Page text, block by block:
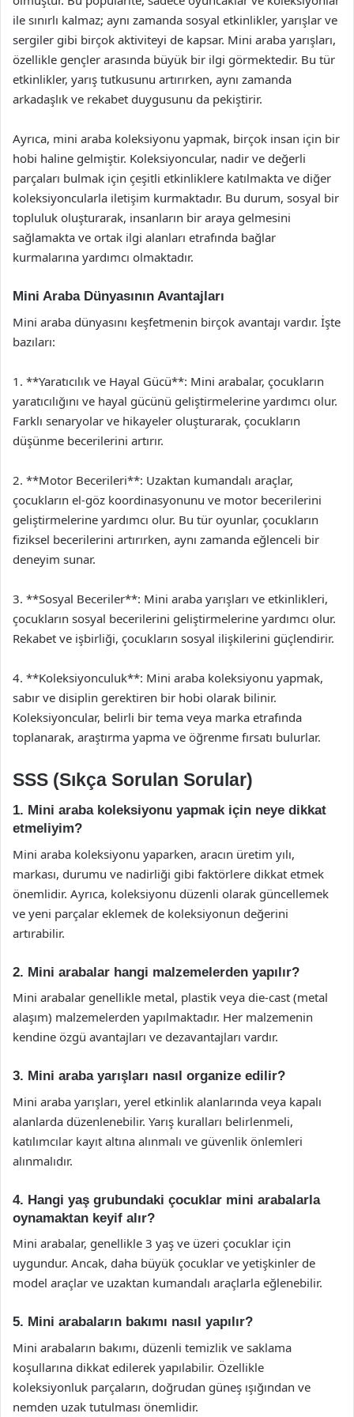
ile sınırlı kalmaz; aynı zamanda sosyal etkinlikler, yarışlar ve
sergiler gibi birçok aktiviteyi de kapsar. Mini araba yarışları,
özellikle gençler arasında büyük bir ilgi görmektedir. Bu tür
etkinlikler, yarış tutkusunu artırırken, aynı zamanda
arkadaşlık ve rekabet duygusunu da pekiştirir.
Ayrıca, mini araba koleksiyonu yapmak, birçok insan için bir
hobi haline gelmiştir. Koleksiyoncular, nadir ve değerli
parçaları bulmak için çeşitli etkinliklere katılmakta ve diğer
koleksiyoncularla iletişim kurmaktadır. Bu durum, sosyal bir
topluluk oluşturarak, insanların bir araya gelmesini
sağlamakta ve ortak ilgi alanları etrafında bağlar
kurmalarına yardımcı olmaktadır.
Mini Araba Dünyasının Avantajları
Mini araba dünyasını keşfetmenin birçok avantajı vardır. İşte
bazıları:
1. **Yaratıcılık ve Hayal Gücü**: Mini arabalar, çocukların
yaratıcılığını ve hayal gücünü geliştirmelerine yardımcı olur.
Farklı senaryolar ve hikayeler oluşturarak, çocukların
düşünme becerilerini artırır.
2. **Motor Becerileri**: Uzaktan kumandalı araçlar,
çocukların el-göz koordinasyonunu ve motor becerilerini
geliştirmelerine yardımcı olur. Bu tür oyunlar, çocukların
fiziksel becerilerini artırırken, aynı zamanda eğlenceli bir
deneyim sunar.
3. **Sosyal Beceriler**: Mini araba yarışları ve etkinlikleri,
çocukların sosyal becerilerini geliştirmelerine yardımcı olur.
Rekabet ve işbirliği, çocukların sosyal ilişkilerini güçlendirir.
4. **Koleksiyonculuk**: Mini araba koleksiyonu yapmak,
sabır ve disiplin gerektiren bir hobi olarak bilinir.
Koleksiyoncular, belirli bir tema veya marka etrafında
toplanarak, araştırma yapma ve öğrenme fırsatı bulurlar.
SSS (Sıkça Sorulan Sorular)
1. Mini araba koleksiyonu yapmak için neye dikkat
etmeliyim?
Mini araba koleksiyonu yaparken, aracın üretim yılı,
markası, durumu ve nadirliği gibi faktörlere dikkat etmek
önemlidir. Ayrıca, koleksiyonu düzenli olarak güncellemek
ve yeni parçalar eklemek de koleksiyonun değerini
artırabilir.
2. Mini arabalar hangi malzemelerden yapılır?
Mini arabalar genellikle metal, plastik veya die-cast (metal
alaşım) malzemelerden yapılmaktadır. Her malzemenin
kendine özgü avantajları ve dezavantajları vardır.
3. Mini araba yarışları nasıl organize edilir?
Mini araba yarışları, yerel etkinlik alanlarında veya kapalı
alanlarda düzenlenebilir. Yarış kuralları belirlenmeli,
katılımcılar kayıt altına alınmalı ve güvenlik önlemleri
alınmalıdır.
4. Hangi yaş grubundaki çocuklar mini arabalarla
oynamaktan keyif alır?
Mini arabalar, genellikle 3 yaş ve üzeri çocuklar için
uygundur. Ancak, daha büyük çocuklar ve yetişkinler de
model araçlar ve uzaktan kumandalı araçlarla eğlenebilir.
5. Mini arabaların bakımı nasıl yapılır?
Mini arabaların bakımı, düzenli temizlik ve saklama
koşullarına dikkat edilerek yapılabilir. Özellikle
koleksiyonluk parçaların, doğrudan güneş ışığından ve
nemden uzak tutulması önemlidir.